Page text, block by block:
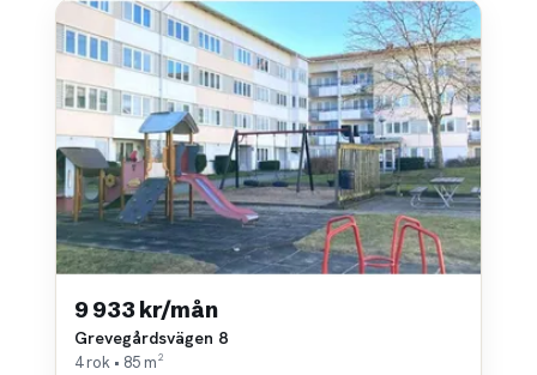
9 933 kr/mån
Grevegårdsvägen 8
4 rok • 85 m²